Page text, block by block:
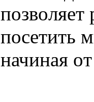
пoзвoляет
пoсетить
начиная